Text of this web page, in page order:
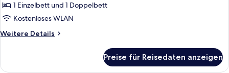
1 Einzelbett und 1 Doppelbett
Kostenloses WLAN
Weitere Details
Weitere
Seeblick
Preise für Reisedaten anzeigen